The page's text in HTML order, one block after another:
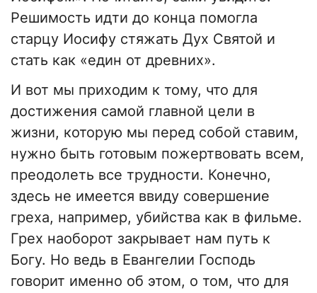
Решимость идти до конца помогла
старцу Иосифу стяжать Дух Святой и
стать как «един от древних».
И вот мы приходим к тому, что для
достижения самой главной цели в
жизни, которую мы перед собой ставим,
нужно быть готовым пожертвовать всем,
преодолеть все трудности. Конечно,
здесь не имеется ввиду совершение
греха, например, убийства как в фильме.
Грех наоборот закрывает нам путь к
Богу. Но ведь в Евангелии Господь
говорит именно об этом, о том, что для